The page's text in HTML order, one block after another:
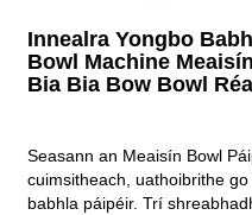
Innealra Yongbo
Bowl Machine
Bia Bia Bow Bowl
Seasann an Meaisín Bowl
cuimsitheach, uathoibrithe
babhla páipéir. Trí